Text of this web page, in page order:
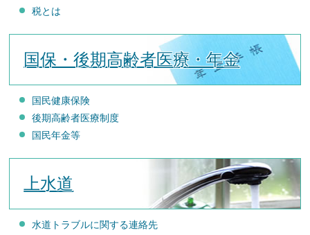
税とは
国保・後期高齢者医療・年金
国民健康保険
後期高齢者医療制度
国民年金等
上水道
水道トラブルに関する連絡先